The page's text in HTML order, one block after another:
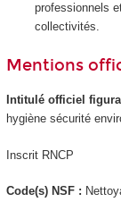
professionnels
collectivités.
Mentions
Intitulé officiel
hygiène sécurité
Inscrit RNCP
Code(s) NSF :